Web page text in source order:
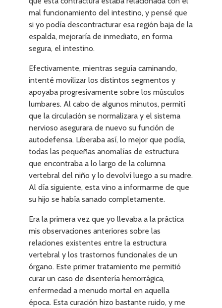
mal funcionamiento del intestino, y pensé que
si yo podía descontracturar esa región baja de la
espalda, mejoraría de inmediato, en forma
segura, el intestino.
Efectivamente, mientras seguía caminando,
intenté movilizar los distintos segmentos y
apoyaba progresivamente sobre los músculos
lumbares. Al cabo de algunos minutos, permití
que la circulación se normalizara y el sistema
nervioso asegurara de nuevo su función de
autodefensa. Liberaba así, lo mejor que podía,
todas las pequeñas anomalías de estructura
que encontraba a lo largo de la columna
vertebral del niño y lo devolví luego a su madre.
Al día siguiente, esta vino a informarme de que
su hijo se había sanado completamente.
Era la primera vez que yo llevaba a la práctica
mis observaciones anteriores sobre las
relaciones existentes entre la estructura
vertebral y los trastornos funcionales de un
órgano. Este primer tratamiento me permitió
curar un caso de disentería hemorrágica,
enfermedad a menudo mortal en aquella
época. Esta curación hizo bastante ruido, y me